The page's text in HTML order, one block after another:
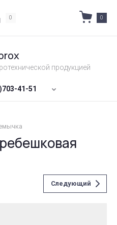
0 0
продукцией
41-51
Следующий